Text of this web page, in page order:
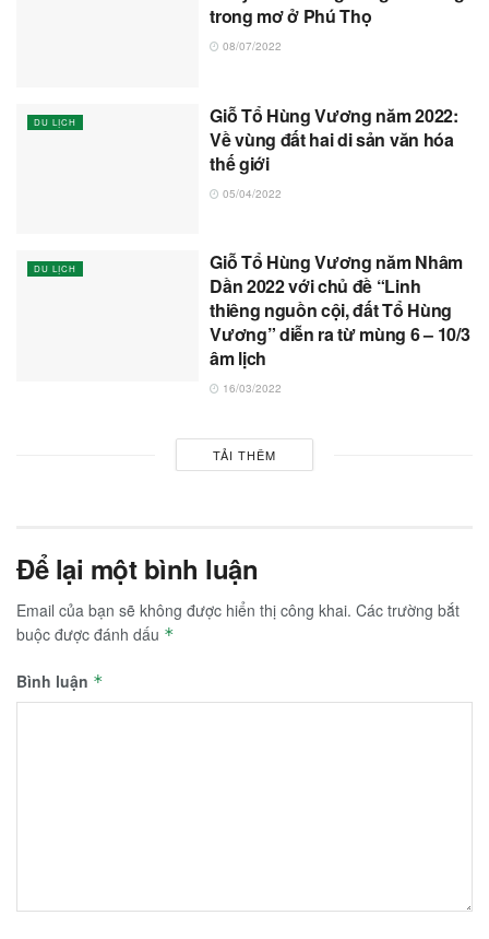
trong mơ ở Phú Thọ
08/07/2022
DU LỊCH
Giỗ Tổ Hùng Vương năm 2022:
Về vùng đất hai di sản văn hóa
thế giới
05/04/2022
DU LỊCH
Giỗ Tổ Hùng Vương năm Nhâm
Dần 2022 với chủ đề “Linh
thiêng nguồn cội, đất Tổ Hùng
Vương” diễn ra từ mùng 6 – 10/3
âm lịch
16/03/2022
TẢI THÊM
Để lại một bình luận
Email của bạn sẽ không được hiển thị công khai. Các trường bắt
buộc được đánh dấu *
Bình luận *